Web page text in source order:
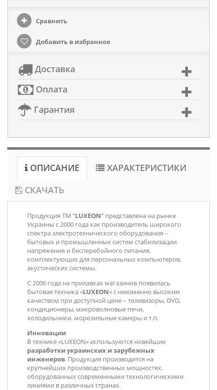
Сравнить
Добавить в избранное
Доставка
Оплата
Гарантия
ОПИСАНИЕ
ХАРАКТЕРИСТИКИ
СКАЧАТЬ
Продукция ТМ “LUXEON” представлена на рынке
Украины с 2000 года как производитель широкого
спектра электротехнического оборудования –
бытовых и промышленных систем стабилизации
напряжения и бесперебойного питания,
комплектующих для персональных компьютеров,
акустических системы.
С 2006 года на прилавках магазинов появилась
бытовая техника «LUXEON» с неизменно высоким
качеством при доступной цене – телевизоры, DVD,
кондиционеры, микроволновые печи,
холодильники, морозильные камеры и т.п.
Инновации
В технике «LUXEON» используются новейшие
разработки украинских и зарубежных
инженеров. Продукция производится на
крупнейших производственных мощностях,
оборудованных современными технологическими
линиями в различных странах.